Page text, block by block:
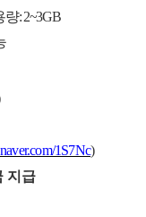
량: 2~3GB
1S7Nc)
지급